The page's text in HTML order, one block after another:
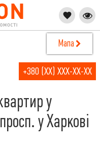
Мапа
+380 (XX) XXX-XX-XX
у
у Харкові